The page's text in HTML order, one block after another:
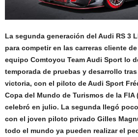
La segunda generación del Audi RS 3
para competir en las carreras cliente
equipo Comtoyou Team Audi Sport lo
temporada de pruebas y desarrollo
victoria, con el piloto de Audi Sport
Copa del Mundo de Turismos de la FIA
celebró en julio. La segunda llegó
con el joven piloto privado Gilles
todo el mundo ya pueden realizar el